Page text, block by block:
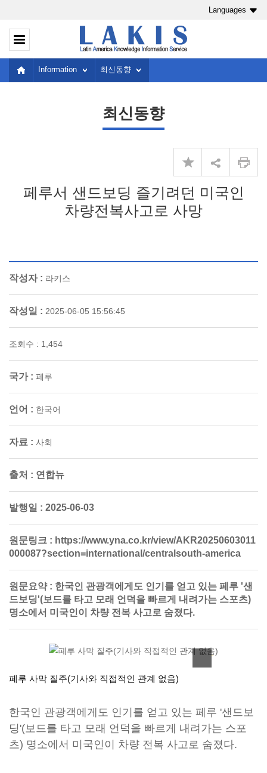
Languages
Information 최신동향
최신동향
페루서 샌드보딩 즐기려던 미국인
차량전복사고로 사망
작성자 : 라키스
작성일 : 2025-06-05 15:56:45
조회수 : 1,454
국가 : 페루
언어 : 한국어
자료 : 사회
출처 : 연합뉴
발행일 : 2025-06-03
원문링크 : https://www.yna.co.kr/view/AKR20250603011
000087?section=international/centralsouth-america
원문요약 : 한국인 관광객에게도 인기를 얻고 있는 페루 '샌
드보딩'(보드를 타고 모래 언덕을 빠르게 내려가는 스포츠)
명소에서 미국인이 차량 전복 사고로 숨졌다.
페루 사막 질주(기사와 직접적인 관계 없음)
한국인 관광객에게도 인기를 얻고 있는 페루 '샌드보
딩'(보드를 타고 모래 언덕을 빠르게 내려가는 스포
츠) 명소에서 미국인이 차량 전복 사고로 숨졌다.